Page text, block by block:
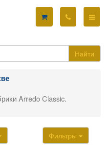
Найти
Arredo Classic.
Фильтры